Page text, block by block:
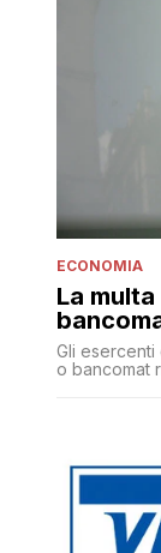
ECONOMIA
La
Gli
o bancomat